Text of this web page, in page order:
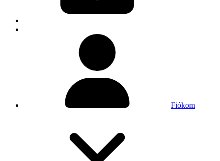
Fiókom